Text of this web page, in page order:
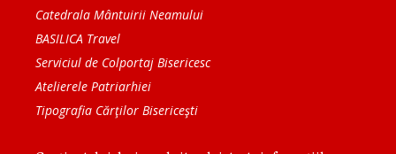
Catedrala Mântuirii Neamului
BASILICA Travel
Serviciul de Colportaj Bisericesc
Atelierele Patriarhiei
Tipografia Cărţilor Bisericeşti